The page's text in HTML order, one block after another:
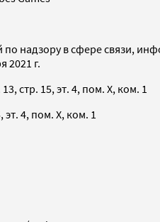
надзору в сфере связи,
2021 г.
стр. 15, эт. 4, пом. X, ком. 1
4, пом. X, ком. 1